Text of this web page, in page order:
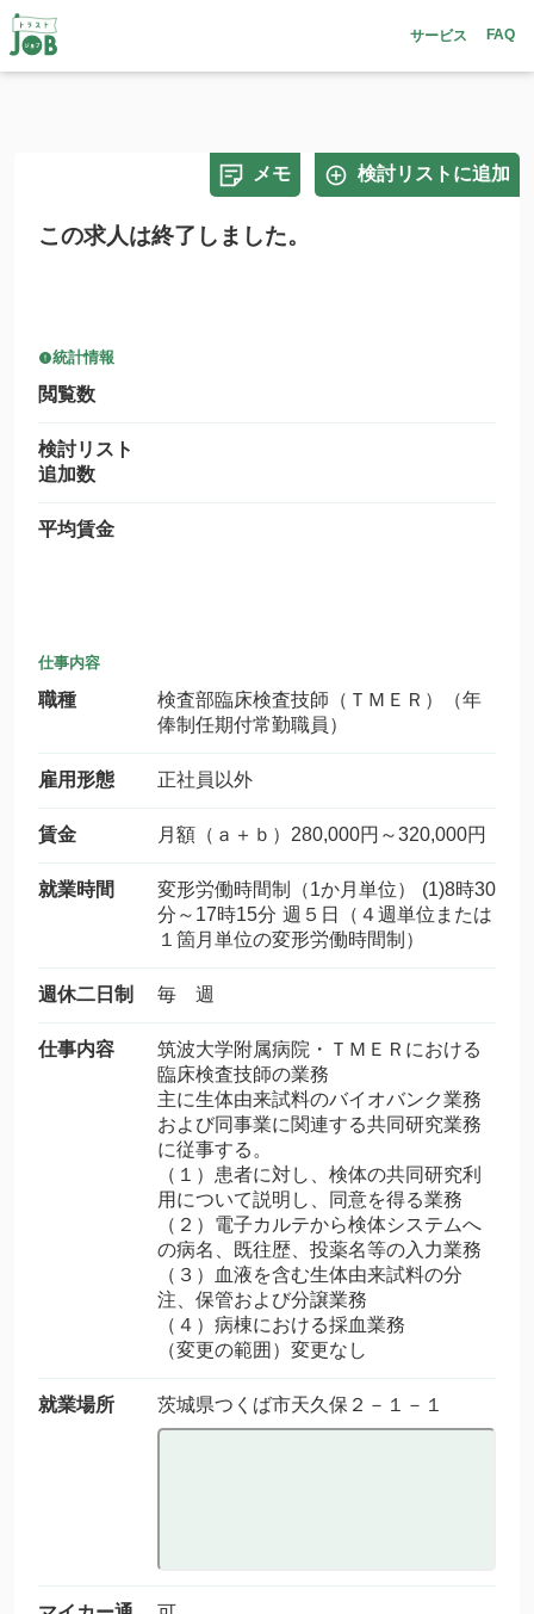
サービス FAQ
メモ 検討リストに追加
この求人は終了しました。
統計情報
閲覧数
検討リスト
追加数
平均賃金
仕事内容
職種
検査部臨床検査技師（ＴＭＥＲ）（年
俸制任期付常勤職員）
雇用形態 正社員以外
賃金 月額（ａ＋ｂ）280,000円～320,000円
就業時間
変形労働時間制（1か月単位） (1)8時30
分～17時15分 週５日（４週単位または
１箇月単位の変形労働時間制）
週休二日制 毎 週
仕事内容
筑波大学附属病院・ＴＭＥＲにおける
臨床検査技師の業務
主に生体由来試料のバイオバンク業務
および同事業に関連する共同研究業務
に従事する。
（１）患者に対し、検体の共同研究利
用について説明し、同意を得る業務
（２）電子カルテから検体システムへ
の病名、既往歴、投薬名等の入力業務
（３）血液を含む生体由来試料の分
注、保管および分譲業務
（４）病棟における採血業務
（変更の範囲）変更なし
就業場所 茨城県つくば市天久保２－１－１